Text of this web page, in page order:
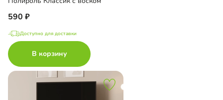
590
Доступно для доставки
В корзину